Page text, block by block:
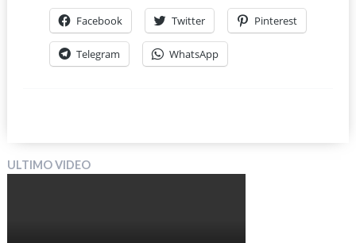
Facebook Twitter Pinterest
Telegram WhatsApp
ULTIMO VIDEO